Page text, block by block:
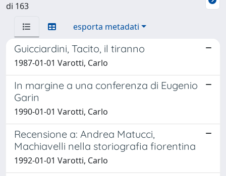
di 163
esporta metadati
Guicciardini, Tacito, il tiranno
1987-01-01 Varotti, Carlo
In margine a una conferenza di Eugenio
Garin
1990-01-01 Varotti, Carlo
Recensione a: Andrea Matucci,
Machiavelli nella storiografia fiorentina
1992-01-01 Varotti, Carlo